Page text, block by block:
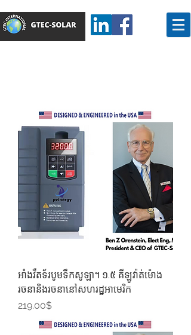
អាំងវឺតទ័របូមទឹកសូឡា។ ១.៥ គីឡូវ៉ាត់ម៉ោង
រចនានិងរចនានៅសហរដ្ឋអាមេរិក
Price
219.00$